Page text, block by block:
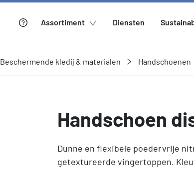
Assortiment Diensten
Beschermende kledij & materialen Handschoenen
Handschoen
Dunne en flexibele poedervrije
getextureerde vingertoppen.